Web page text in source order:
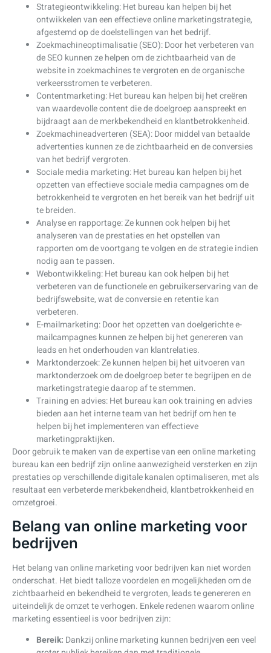
Strategieontwikkeling: Het bureau kan helpen bij het
ontwikkelen van een effectieve online marketingstrategie,
afgestemd op de doelstellingen van het bedrijf.
Zoekmachineoptimalisatie (SEO): Door het verbeteren van
de SEO kunnen ze helpen om de zichtbaarheid van de
website in zoekmachines te vergroten en de organische
verkeersstromen te verbeteren.
Contentmarketing: Het bureau kan helpen bij het creëren
van waardevolle content die de doelgroep aanspreekt en
bijdraagt aan de merkbekendheid en klantbetrokkenheid.
Zoekmachineadverteren (SEA): Door middel van betaalde
advertenties kunnen ze de zichtbaarheid en de conversies
van het bedrijf vergroten.
Sociale media marketing: Het bureau kan helpen bij het
opzetten van effectieve sociale media campagnes om de
betrokkenheid te vergroten en het bereik van het bedrijf uit
te breiden.
Analyse en rapportage: Ze kunnen ook helpen bij het
analyseren van de prestaties en het opstellen van
rapporten om de voortgang te volgen en de strategie indien
nodig aan te passen.
Webontwikkeling: Het bureau kan ook helpen bij het
verbeteren van de functionele en gebruikerservaring van de
bedrijfswebsite, wat de conversie en retentie kan
verbeteren.
E-mailmarketing: Door het opzetten van doelgerichte e-
mailcampagnes kunnen ze helpen bij het genereren van
leads en het onderhouden van klantrelaties.
Marktonderzoek: Ze kunnen helpen bij het uitvoeren van
marktonderzoek om de doelgroep beter te begrijpen en de
marketingstrategie daarop af te stemmen.
Training en advies: Het bureau kan ook training en advies
bieden aan het interne team van het bedrijf om hen te
helpen bij het implementeren van effectieve
marketingpraktijken.
Door gebruik te maken van de expertise van een online marketing
bureau kan een bedrijf zijn online aanwezigheid versterken en zijn
prestaties op verschillende digitale kanalen optimaliseren, met als
resultaat een verbeterde merkbekendheid, klantbetrokkenheid en
omzetgroei.
Belang van online marketing voor
bedrijven
Het belang van online marketing voor bedrijven kan niet worden
onderschat. Het biedt talloze voordelen en mogelijkheden om de
zichtbaarheid en bekendheid te vergroten, leads te genereren en
uiteindelijk de omzet te verhogen. Enkele redenen waarom online
marketing essentieel is voor bedrijven zijn:
Bereik: Dankzij online marketing kunnen bedrijven een veel